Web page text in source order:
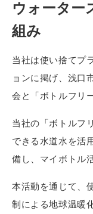
ウォーター
組み
当社は使い捨てプ
ョンに掲げ、浅口
会と「ボトルフリ
当社の「ボトルフ
できる水道水を活
備し、マイボトル
本活動を通じて、
制による地球温暖